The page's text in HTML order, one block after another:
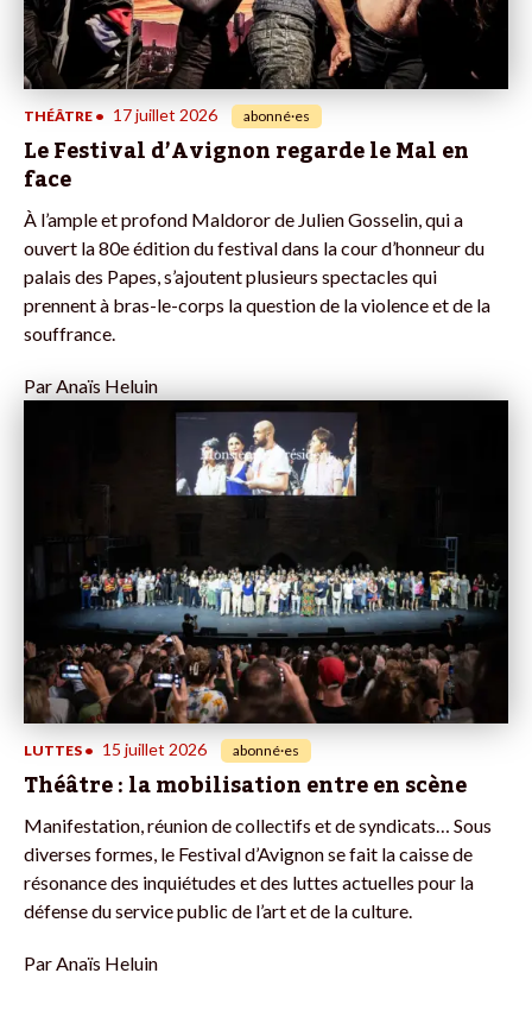
THÉÂTRE • 17 juillet 2026 abonné·es
Le Festival d’Avignon regarde le Mal en
face
À l’ample et profond Maldoror de Julien Gosselin, qui a
ouvert la 80e édition du festival dans la cour d’honneur du
palais des Papes, s’ajoutent plusieurs spectacles qui
prennent à bras-le-corps la question de la violence et de la
souffrance.
ParAnaïs Heluin
LUTTES • 15 juillet 2026 abonné·es
Théâtre : la mobilisation entre en scène
Manifestation, réunion de collectifs et de syndicats… Sous
diverses formes, le Festival d’Avignon se fait la caisse de
résonance des inquiétudes et des luttes actuelles pour la
défense du service public de l’art et de la culture.
ParAnaïs Heluin